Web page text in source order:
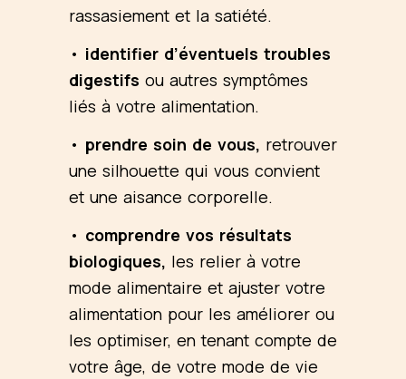
rassasiement et la satiété.
• identifier d’éventuels troubles
digestifs ou autres symptômes
liés à votre alimentation.
• prendre soin de vous, retrouver
une silhouette qui vous convient
et une aisance corporelle.
• comprendre vos résultats
biologiques, les relier à votre
mode alimentaire et ajuster votre
alimentation pour les améliorer ou
les optimiser, en tenant compte de
votre âge, de votre mode de vie